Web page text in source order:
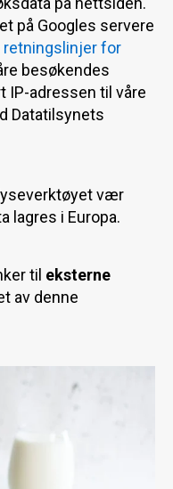
på Googles servere
retningslinjer for
besøkendes
IP-adressen til våre
Datatilsynets
vær
lagres i Europa.
til eksterne
av denne